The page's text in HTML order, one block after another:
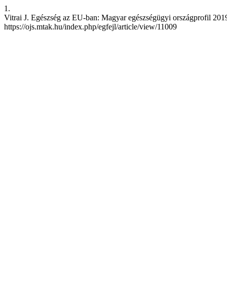
1.
Vitrai J. Egészség az EU-ban: Magyar egészségügyi országprofil
https://ojs.mtak.hu/index.php/egfejl/article/view/11009